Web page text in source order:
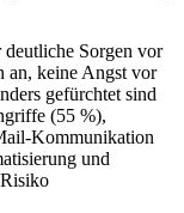
Sorgen vor
an, keine Angst vor
gefürchtet sind
(55 %),
Kommunikation
und